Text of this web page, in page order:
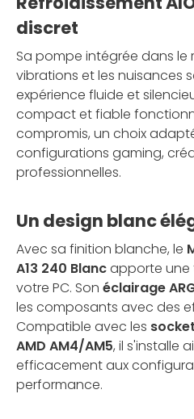
discret
Sa pompe intégrée dans le
vibrations et les nuisances
expérience fluide et
compact et fiable
compromis, un choix
configurations gaming,
professionnelles.
Un design blanc
Avec sa finition blanche, le
A13 240 Blancapporte
votre PC. Son éclairage
les composants avec des
Compatible avec les
AMD AM4/AM5, il s'installe
efficacement aux
performance.